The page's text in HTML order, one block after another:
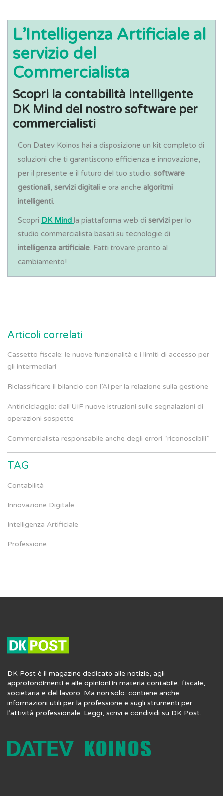
L’Intelligenza Artificiale al
servizio del
Commercialista
Scopri la contabilità intelligente
DK Mind del nostro software per
commercialisti
Con Datev Koinos hai a disposizione un kit completo di
soluzioni che ti garantiscono efficienza e innovazione,
per il presente e il futuro del tuo studio: software
gestionali, servizi digitali e ora anche algoritmi
intelligenti.
Scopri DK Mind la piattaforma web di servizi per lo
studio commercialista basati su tecnologie di
intelligenza artificiale. Fatti trovare pronto al
cambiamento!
Articoli correlati
Cassetto fiscale: le nuove funzionalità e i limiti di accesso per
gli intermediari
Riclassificare il bilancio con l’AI per la relazione sulla gestione
Antiriciclaggio: dall’UIF nuove istruzioni sulle segnalazioni di
operazioni sospette
Commercialista responsabile anche degli errori “riconoscibili”
TAG
Contabilità
Innovazione Digitale
Intelligenza Artificiale
Professione
DK Post è il magazine dedicato alle notizie, agli
approfondimenti e alle opinioni in materia contabile, fiscale,
societaria e del lavoro. Ma non solo: contiene anche
informazioni utili per la professione e sugli strumenti per
l’attività professionale. Leggi, scrivi e condividi su DK Post.